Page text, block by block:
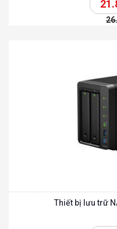
Thiết bị lưu trữ